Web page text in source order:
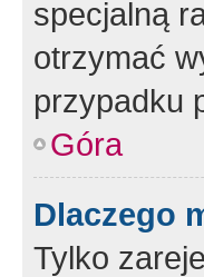
specjalną
otrzymać
przypadku
Góra
Dlaczego
Tylko